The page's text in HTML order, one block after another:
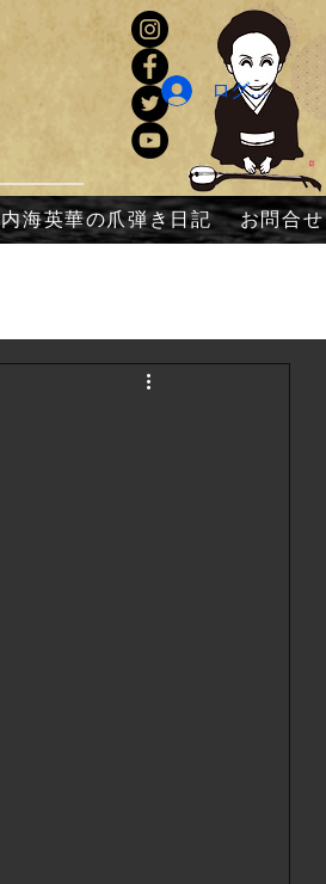
内海英華の爪弾き日記 お問合せ
ログイン